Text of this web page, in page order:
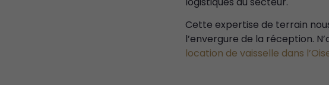
Cette expertise de terrain
l’envergure de la réception.
location de vaisselle dans